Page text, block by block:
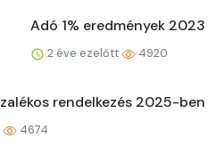
Adó 1% eredmények 2023
2 éve ezelőtt 4920
rendelkezés 2025-ben
4674